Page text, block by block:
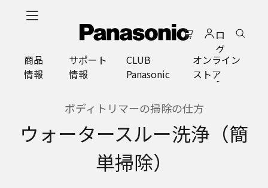
ロ
グ
イ
ン
商品
情報
サポート
情報
CLUB
Panasonic
オンライン
ストア
ボディトリマーの掃除の仕方
ウォータースルー洗浄（簡
単掃除）